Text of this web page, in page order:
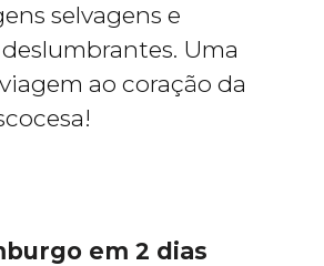
selvagens e
Uma
ao coração da
em 2 dias